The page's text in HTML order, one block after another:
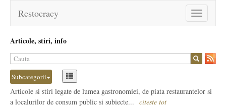
Toggle
navigation
Restocracy
Articole, stiri, info
Subcategorii
Articole si stiri legate de lumea gastronomiei, de piata restaurantelor si
a localurilor de consum public si subiecte... citeste tot